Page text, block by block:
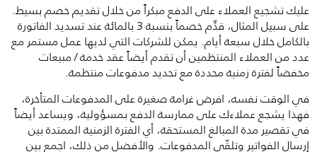
عليك تشجيع العملاء على الدفع مبكراً من خلال تقديم خصم بسيط.
على سبيل المثال، قدِّم خصماً بنسبة 3 بالمائة عند تسديد الفاتورة
بالكامل خلال سبعة أيام. يمكن للشركات التي لديها عمل مستمر مع
عدد من العملاء المنتظمين أن تقدم أيضاً عقد خدمة / مبيعات
مخفضاً لفترة زمنية محددة مع تحديد مدفوعات منتظمة.
في الوقت نفسه، افرض غرامة صغيرة على المدفوعات المتأخرة،
فهذا يشجع عملاءك على ممارسة الدفع بمسؤولية، ويساعد أيضاً
في تقصير مدة المبالغ المستحقة، أي الفترة الزمنية الممتدة بين
إرسال الفواتير وتلقّي المدفوعات. والأفضل من ذلك، اجمع بين